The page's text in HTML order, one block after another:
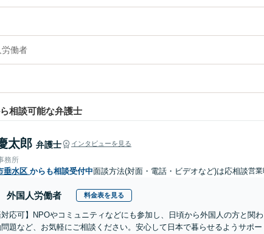
初回相談無料で外国人労働者を法律相談できる神戸市垂水区内の弁護士に相
働者
相談可能な弁護士
太郎 弁護士 インタビューを見る
務所
垂水区 からも相談受付中面談方法(対面・電話・ビデオなど)は応相談営業
外国人労働者 料金表を見る
対応可】NPOやコミュニティなどにも参加し、日頃から外国人の方と関
題など、お気軽にご相談ください。安心して日本で暮らせるようサポー